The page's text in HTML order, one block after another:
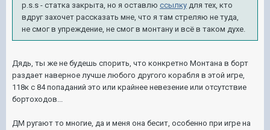
p.s.s - статка закрыта, но я оставлю ссылку для тех, кто
вдруг захочет рассказать мне, что я там стреляю не туда,
не смог в упреждение, не смог в монтану и всё в таком духе.
Дядь, ты же не будешь спорить, что конкретно Монтана в борт
раздает наверное лучше любого другого корабля в этой игре,
118к с 84 попаданий это или крайнее невезение или отсутствие
бортоходов...
ДМ ругают то многие, да и меня она бесит, особенно при игре на